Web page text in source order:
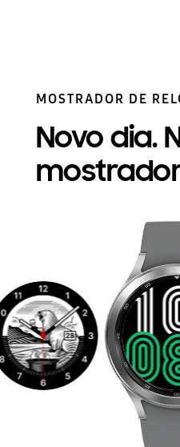
MOSTRADOR DE
Novo dia.